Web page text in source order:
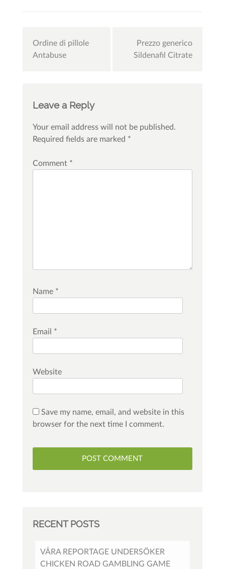
navigation
Ordine di pillole
Antabuse
Prezzo generico
Sildenafil Citrate
Leave a Reply
Your email address will not be published.
Required fields are marked *
Comment *
Name *
Email *
Website
Save my name, email, and website in this
browser for the next time I comment.
RECENT POSTS
VÅRA REPORTAGE UNDERSÖKER
CHICKEN ROAD GAMBLING GAME